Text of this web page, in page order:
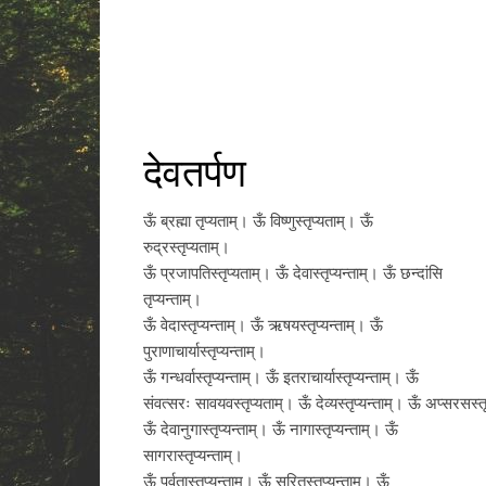
देवतर्पण
ऊँ ब्रह्मा तृप्यताम्‌। ऊँ विष्णुस्तृप्यताम्‌। ऊँ
रुद्रस्तृप्यताम्‌।
ऊँ प्रजापतिस्तृप्यताम्‌। ऊँ देवास्तृप्यन्ताम्‌। ऊँ छन्दांसि
तृप्यन्ताम्‌।
ऊँ वेदास्तृप्यन्ताम्‌। ऊँ ऋषयस्तृप्यन्ताम्‌। ऊँ
पुराणाचार्यास्तृप्यन्ताम्‌।
ऊँ गन्धर्वास्तृप्यन्ताम्‌। ऊँ इतराचार्यास्तृप्यन्ताम्‌। ऊँ
संवत्सरः सावयवस्तृप्यताम्‌। ऊँ देव्यस्तृप्यन्ताम्‌। ऊँ
ऊँ देवानुगास्तृप्यन्ताम्‌। ऊँ नागास्तृप्यन्ताम्‌। ऊँ
सागरास्तृप्यन्ताम्‌।
ऊँ पर्वतास्तृप्यन्ताम्‌। ऊँ सरितस्तृप्यन्ताम्‌। ऊँ